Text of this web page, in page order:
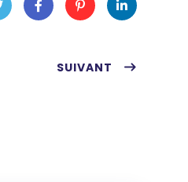
eres
edIn
SUIVANT